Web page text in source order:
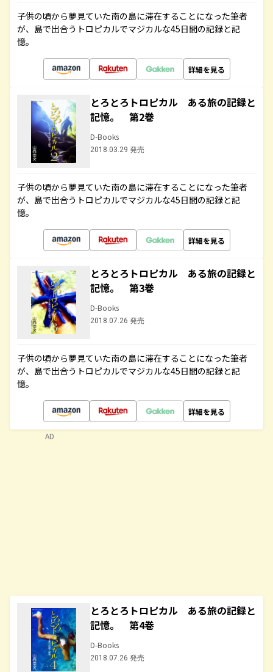
子供の頃から夢見ていた南の島に滞在することになった筆者
が、島で出合うトロピカルでマジカルな45日間の記録と記
憶。
詳細を見る
とろとろトロピカル ある旅の記録と
記憶。 第2巻
D-Books
2018.03.29 発売
子供の頃から夢見ていた南の島に滞在することになった筆者
が、島で出合うトロピカルでマジカルな45日間の記録と記
憶。
詳細を見る
とろとろトロピカル ある旅の記録と
記憶。 第3巻
D-Books
2018.07.26 発売
子供の頃から夢見ていた南の島に滞在することになった筆者
が、島で出合うトロピカルでマジカルな45日間の記録と記
憶。
詳細を見る
とろとろトロピカル ある旅の記録と
記憶。 第4巻
D-Books
2018.07.26 発売
AD